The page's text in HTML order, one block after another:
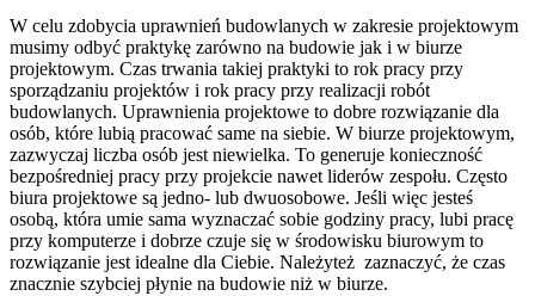
W celu zdobycia uprawnień budowlanych w zakresie projektowym
musimy odbyć praktykę zarówno na budowie jak i w biurze
projektowym. Czas trwania takiej praktyki to rok pracy przy
sporządzaniu projektów i rok pracy przy realizacji robót
budowlanych. Uprawnienia projektowe to dobre rozwiązanie dla
osób, które lubią pracować same na siebie. W biurze projektowym,
zazwyczaj liczba osób jest niewielka. To generuje konieczność
bezpośredniej pracy przy projekcie nawet liderów zespołu. Często
biura projektowe są jedno- lub dwuosobowe. Jeśli więc jesteś
osobą, która umie sama wyznaczać sobie godziny pracy, lubi pracę
przy komputerze i dobrze czuje się w środowisku biurowym to
rozwiązanie jest idealne dla Ciebie. Należyteż zaznaczyć, że czas
znacznie szybciej płynie na budowie niż w biurze.